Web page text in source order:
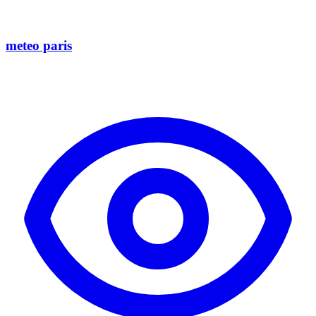
meteo paris